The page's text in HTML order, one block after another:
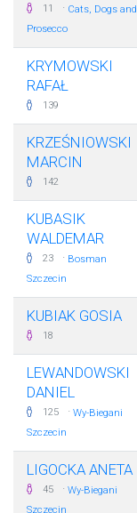
11 · Cats, Dogs and
Prosecco
KRYMOWSKI
RAFAŁ
139
KRZEŚNIOWSKI
MARCIN
142
KUBASIK
WALDEMAR
23 · Bosman
Szczecin
KUBIAK GOSIA
18
LEWANDOWSKI
DANIEL
125 · Wy-Biegani
Szczecin
LIGOCKA ANETA
45 · Wy-Biegani
Szczecin